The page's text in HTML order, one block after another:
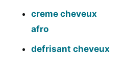
creme cheveux
afro
defrisant cheveux